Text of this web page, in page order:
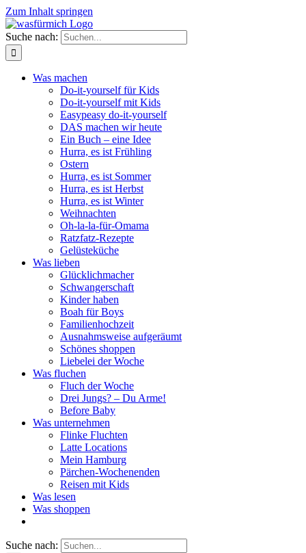
Zum Inhalt springen
Suche nach:
Was machen
Do-it-yourself für Kids
Do-it-yourself mit Kids
Easypeasy do-it-yourself
DAS machen wir heute
Ein Buch – eine Idee
Hurra, es ist Frühling
Ostern
Hurra, es ist Sommer
Hurra, es ist Herbst
Hurra, es ist Winter
Weihnachten
Oh-la-la-für-Omama
Ratzfatz-Rezepte
Gelüsteküche
Was lieben
Glücklichmacher
Schwangerschaft
Kinder haben
Boah für Boys
Familienhochzeit
Ausnahmsweise aufgeräumt
Schönes shoppen
Liebelei der Woche
Was fluchen
Fluch der Woche
Drei Jungs? – Du Arme!
Before Baby
Was unternehmen
Flinke Fluchten
Latte Locations
Mein Hamburg
Pärchen-Wochenenden
Reisen mit Kids
Was lesen
Was shoppen
Suche nach: